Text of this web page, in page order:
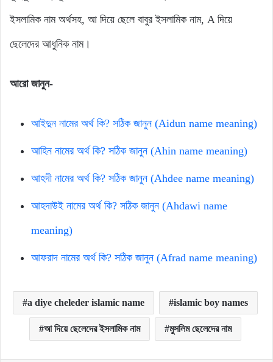
ইসলামিক নাম অর্থসহ, আ দিয়ে ছেলে বাবুর ইসলামিক নাম, A দিয়ে
ছেলেদের আধুনিক নাম।
আরো জানুন-
আইদুন নামের অর্থ কি? সঠিক জানুন (Aidun name meaning)
আহিন নামের অর্থ কি? সঠিক জানুন (Ahin name meaning)
আহদী নামের অর্থ কি? সঠিক জানুন (Ahdee name meaning)
আহদাউই নামের অর্থ কি? সঠিক জানুন (Ahdawi name
meaning)
আফরাদ নামের অর্থ কি? সঠিক জানুন (Afrad name meaning)
a diye cheleder islamic name islamic boy names
আ দিয়ে ছেলেদের ইসলামিক নাম মুসলিম ছেলেদের নাম